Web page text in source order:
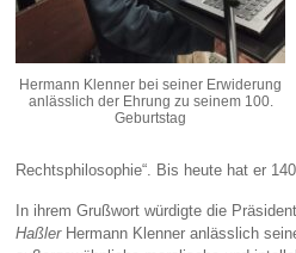
Hermann Klenner bei seiner Erwiderung
anlässlich der Ehrung zu seinem 100.
Geburtstag
Rechtsphilosophie“. Bis heute hat er
In ihrem Grußwort würdigte die
HaßlerHermann Klenner anlässlich